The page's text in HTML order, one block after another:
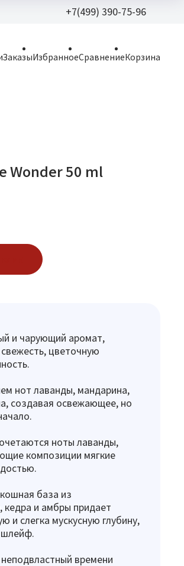
+7(499) 390-75-96
ЗаказыИзбранноеСравнениеКорзина
Wonder 50 ml
и чарующий аромат,
цветочную
нот лаванды, мандарина,
создавая освежающее, но
ноты лаванды,
композиции мягкие
база из
кедра и амбры придает
и слегка мускусную глубину,
шлейф.
времени